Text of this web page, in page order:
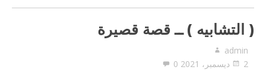
( التشابيه ) ــ قصة قصيرة
admin
2 ديسمبر، 2021
0